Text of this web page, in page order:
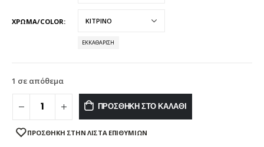
ΧΡΩΜΑ/COLOR
ΕΚΚΑΘΆΡΙΣΗ
1 σε απόθεμα
ΠΡΟΣΘΉΚΗ ΣΤΟ ΚΑΛΆΘΙ
ΠΡΌΣΘΉΚΗ ΣΤΗΝ ΛΊΣΤΑ ΕΠΙΘΥΜΙΏΝ